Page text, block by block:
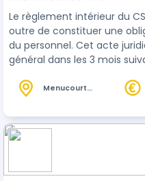
Le règlement intérieur du
outre de constituer une
du personnel. Cet acte
général dans les 3 mois
interne doit concourir à
but étant…
Menucourt